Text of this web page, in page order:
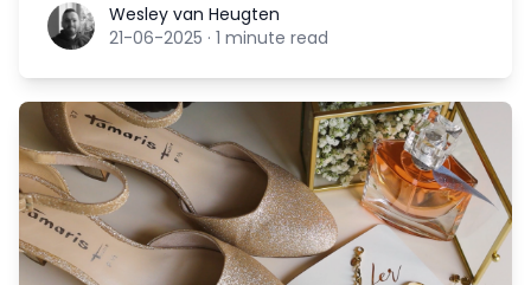
Wesley van Heugten
Wesley van Heugten
21-06-2025 · 1 minute read